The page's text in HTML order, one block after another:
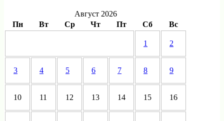
Август 2026
Пн
Вт Ср Чт Пт Сб Вс
1 2
3 4 5 6 7 8 9
10 11 12 13 14 15 16